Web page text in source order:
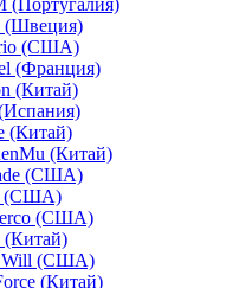
(Швеция)
(США)
(Франция)
(Китай)
(Китай)
(Китай)
(США)
(США)
(США)
Will (США)
(Китай)